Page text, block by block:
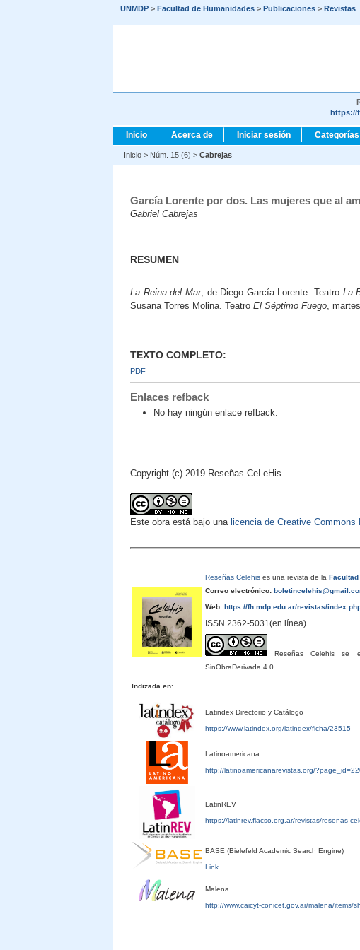
UNMDP > Facultad de Humanidades > Publicaciones > Revistas
https://
Inicio Acerca de Iniciar sesión Categorías
Inicio > Núm. 15 (6) > Cabrejas
García Lorente por dos. Las mujeres que al
Gabriel Cabrejas
RESUMEN
La Reina del Mar, de Diego García Lorente. Teatro La
Susana Torres Molina. Teatro El Séptimo Fuego,
TEXTO COMPLETO:
PDF
Enlaces refback
No hay ningún enlace refback.
Copyright (c) 2019 Reseñas CeLeHis
Este obra está bajo una licencia de Creative
Reseñas Celehises una revista de la Facultad
Correo electrónico:
Web:https://fh.mdp.edu.ar/revistas/
ISSN 2362-5031(en línea)
Reseñas Celehis se
SinObraDerivada 4.0.
Indizada en:
Latindex Directorio y Catálogo
https://www.latindex.org/latindex/ficha/23515
Latinoamericana
http://latinoamericanarevistas.org/
LatinREV
https://latinrev.flacso.org.ar/revistas/resenas-
BASE (Bielefeld Academic Search Engine)
Link
Malena
http://www.caicyt-conicet.gov.ar/malena/items/